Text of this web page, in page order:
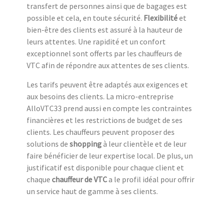
transfert de personnes ainsi que de bagages est
possible et cela, en toute sécurité. Flexibilitéet
bien-être des clients est assuré à la hauteur de
leurs attentes. Une rapidité et un confort
exceptionnel sont offerts par les chauffeurs de
VTC afin de répondre aux attentes de ses clients.
Les tarifs peuvent être adaptés aux exigences et
aux besoins des clients. La micro-entreprise
AlloVTC33 prend aussi en compte les contraintes
financières et les restrictions de budget de ses
clients. Les chauffeurs peuvent proposer des
solutions de shoppingà leur clientèle et de leur
faire bénéficier de leur expertise local. De plus, un
justificatif est disponible pour chaque client et
chaque chauffeur de VTCa le profil idéal pour offrir
un service haut de gamme à ses clients.